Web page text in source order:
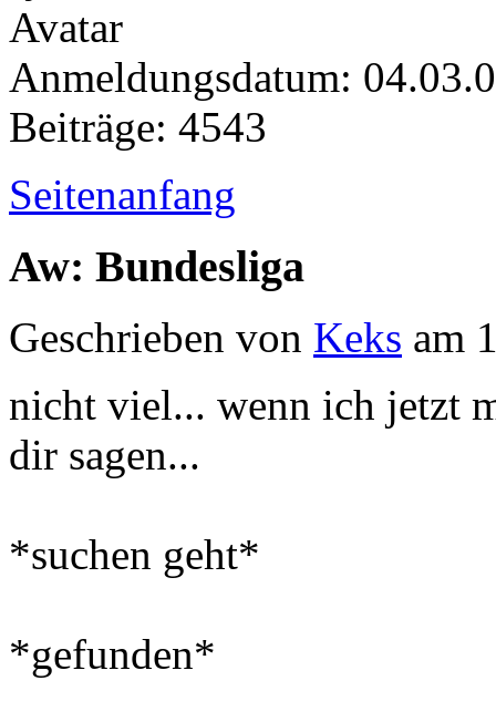
Anmeldungsdatum:
Beiträge: 4543
Seitenanfang
Aw: Bundesliga
Geschrieben von Keks am
nicht viel... wenn ich jetzt
dir sagen...
*suchen geht*
*gefunden*